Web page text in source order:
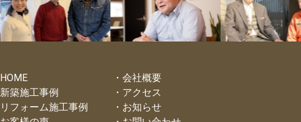
HOME
新築施工事例
リフォーム施工事例
会社概要
アクセス
お知らせ